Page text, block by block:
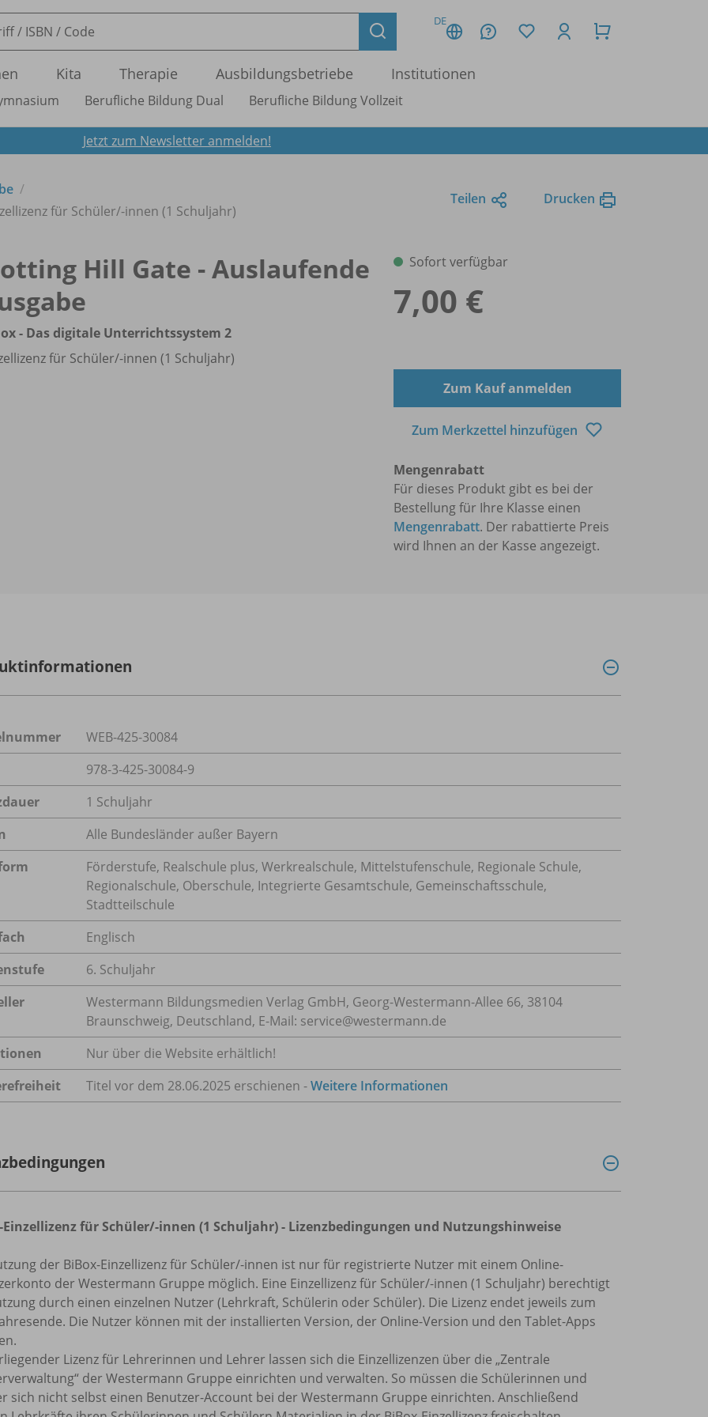
DE
Kita Therapie Ausbildungsbetriebe Institutionen
Berufliche Bildung Dual Berufliche Bildung Vollzeit
Jetzt zum Newsletter anmelden!
für Schüler/-innen (1 Schuljahr)
Teilen Drucken
Hill Gate - Auslaufende
- Das digitale Unterrichtssystem 2
für Schüler/-innen (1 Schuljahr)
Sofort verfügbar
7,00 €
Zum Kauf anmelden
Zum Merkzettel hinzufügen
Mengenrabatt
Für dieses Produkt gibt es bei der
Bestellung für Ihre Klasse einen
Mengenrabatt. Der rabattierte Preis
wird Ihnen an der Kasse angezeigt.
WEB-425-30084
978-3-425-30084-9
1 Schuljahr
Alle Bundesländer außer Bayern
Förderstufe, Realschule plus, Werkrealschule, Mittelstufenschule, Regionale Schule,
Regionalschule, Oberschule, Integrierte Gesamtschule, Gemeinschaftsschule,
Stadtteilschule
Englisch
6. Schuljahr
Westermann Bildungsmedien Verlag GmbH, Georg-Westermann-Allee 66, 38104
Braunschweig, Deutschland, E-Mail: service@westermann.de
Nur über die Website erhältlich!
Titel vor dem 28.06.2025 erschienen -Weitere Informationen
Einzellizenz für Schüler/-innen (1 Schuljahr) - Lizenzbedingungen und Nutzungshinweise
der BiBox-Einzellizenz für Schüler/-innen ist nur für registrierte Nutzer mit einem Online-
der Westermann Gruppe möglich. Eine Einzellizenz für Schüler/-innen (1 Schuljahr) berechtigt
durch einen einzelnen Nutzer (Lehrkraft, Schülerin oder Schüler). Die Lizenz endet jeweils zum
Die Nutzer können mit der installierten Version, der Online-Version und den Tablet-Apps
Lizenz für Lehrerinnen und Lehrer lassen sich die Einzellizenzen über die „Zentrale
der Westermann Gruppe einrichten und verwalten. So müssen die Schülerinnen und
sich nicht selbst einen Benutzer-Account bei der Westermann Gruppe einrichten. Anschließend